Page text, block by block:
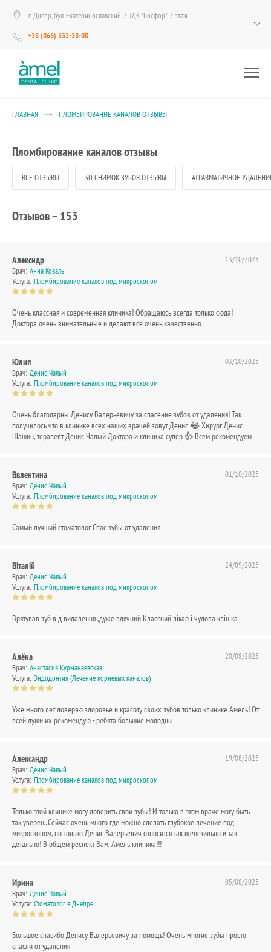
г. Днепр, бул. Екатеринославский, 2 ТДК "Босфор", 2 этаж
+38 (066) 332-38-00
ГЛАВНАЯ ПЛОМБИРОВАНИЕ КАНАЛОВ ОТЗЫВЫ
Пломбирование каналов отзывы
ВСЕ ОТЗЫВЫ 3D СНИМОК ЗУБОВ ОТЗЫВЫ АТРАВМАТИЧНОЕ
Отзывов – 153
Алексндр
Врач: Анна Коваль
Услуга: Пломбирование каналов под микроскопом
13/10/2025
Очень классная и современная клиника! Обращаюсь всегда только сюда!
Доктора очень внимательные и делают все очень качественно
Юлия
Врач: Денис Чалый
Услуга: Пломбирование каналов под микроскопом
03/10/2025
Очень благодарны Денису Валерьевичу за спасение зубов от удаления! Так
получилось что в клинике всех наших врачей зовут Денис 😂 Хирург Денис
Шашин, терапевт Денис Чалый Доктора и клиника супер 👍 Всем рекомендуем
Ввлентина
Врач: Денис Чалый
Услуга: Пломбирование каналов под микроскопом
01/10/2025
Самый лучший стоматолог Спас зубы от удаления
Віталій
Врач: Денис Чалый
Услуга: Пломбирование каналов под микроскопом
24/09/2025
Врятував зуб від видалення ,дуже вдячний Классний лікар і чудова клініка
Алёна
Врач: Анастасия Курманаевская
Услуга: Эндодонтия (Лечение корневых каналов)
20/08/2025
Уже много лет доверяю здоровье и красоту своих зубов только клинике Амель! От
всей души их рекомендую - ребята большие молодцы
Александр
Врач: Денис Чалый
Услуга: Пломбирование каналов под микроскопом
19/08/2025
Только этой клинике могу доверить свои зубы! И только в этом враче могу быть
так уверен.. Сейчас очень много где можно сделать глубокое лечение под
микроскопом, но только Денис Валерьевич относится так щепетильно и так
детально! В общем респект Вам, Амель клиника!!!
Ирина
Врач: Денис Чалый
Услуга: Стоматолог в Днепре
05/08/2025
Большое спасибо Денису Валерьевичу за помощь! Очень многие зубы просто
спасли от удаления